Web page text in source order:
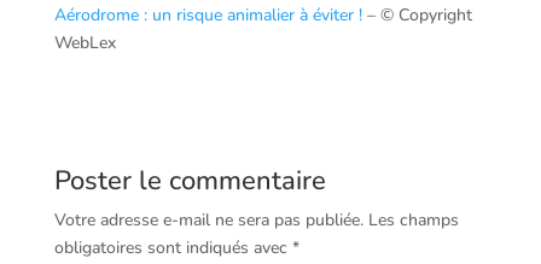
Aérodrome : un risque animalier à éviter !– © Copyright
WebLex
Poster le commentaire
Votre adresse e-mail ne sera pas publiée. Les champs
obligatoires sont indiqués avec *